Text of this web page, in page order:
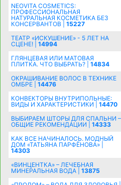
NEOVITA COSMETICS:
ПРОФЕССИОНАЛЬНАЯ
НАТУРАЛЬНАЯ КОСМЕТИКА БЕЗ
КОНСЕРВАНТОВ | 15227
ТЕАТР «ИСКУШЕНИЕ» - 5 ЛЕТ НА
СЦЕНЕ! | 14994
ГЛЯНЦЕВАЯ ИЛИ МАТОВАЯ
ПЛИТКА. ЧТО ВЫБРАТЬ? | 14834
ОКРАШИВАНИЕ ВОЛОС В ТЕХНИКЕ
ОМБРЕ | 14476
КОНВЕКТОРЫ ВНУТРИПОЛЬНЫЕ:
ВИДЫ И ХАРАКТЕРИСТИКИ | 14470
ВЫБИРАЕМ ШТОРЫ ДЛЯ СПАЛЬНИ –
ОБЩИЕ РЕКОМЕНДАЦИИ | 14333
КАК ВСЕ НАЧИНАЛОСЬ. МОДНЫЙ
ДОМ «ТАТЬЯНА ПАРФЁНОВА» |
14303
«ВИНЦЕНТКА» – ЛЕЧЕБНАЯ
МИНЕРАЛЬНАЯ ВОДА | 13875